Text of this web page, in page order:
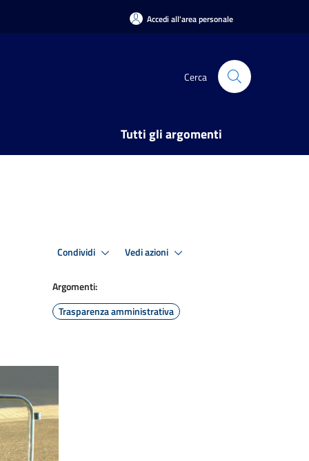
Accedi all'area personale
Cerca
Tutti gli argomenti
Condividi Vedi azioni
Argomenti:
Trasparenza amministrativa